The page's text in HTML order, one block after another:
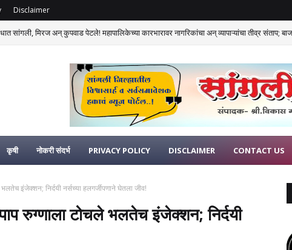
Disclaimer
सांगली, मिरज अन् कुपवाड पेटले! महापालिकेच्या कारभारावर नागरिकांचा अन् व्यापाऱ्यांचा तीव्र संताप;
कृषी नोकरी संदर्भ PRIVACY POLICY DISCLAIMER CONTACT US
इंजेक्शन; निर्दयी नर्सच्या हलगर्जीपणाने घेतला जीव!
रुग्णाला टोचले भलतेच इंजेक्शन; निर्दयी